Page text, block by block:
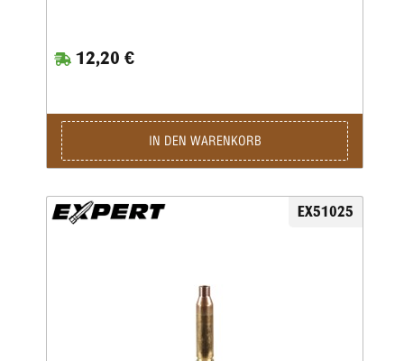
12,20 €
IN DEN WARENKORB
EX51025